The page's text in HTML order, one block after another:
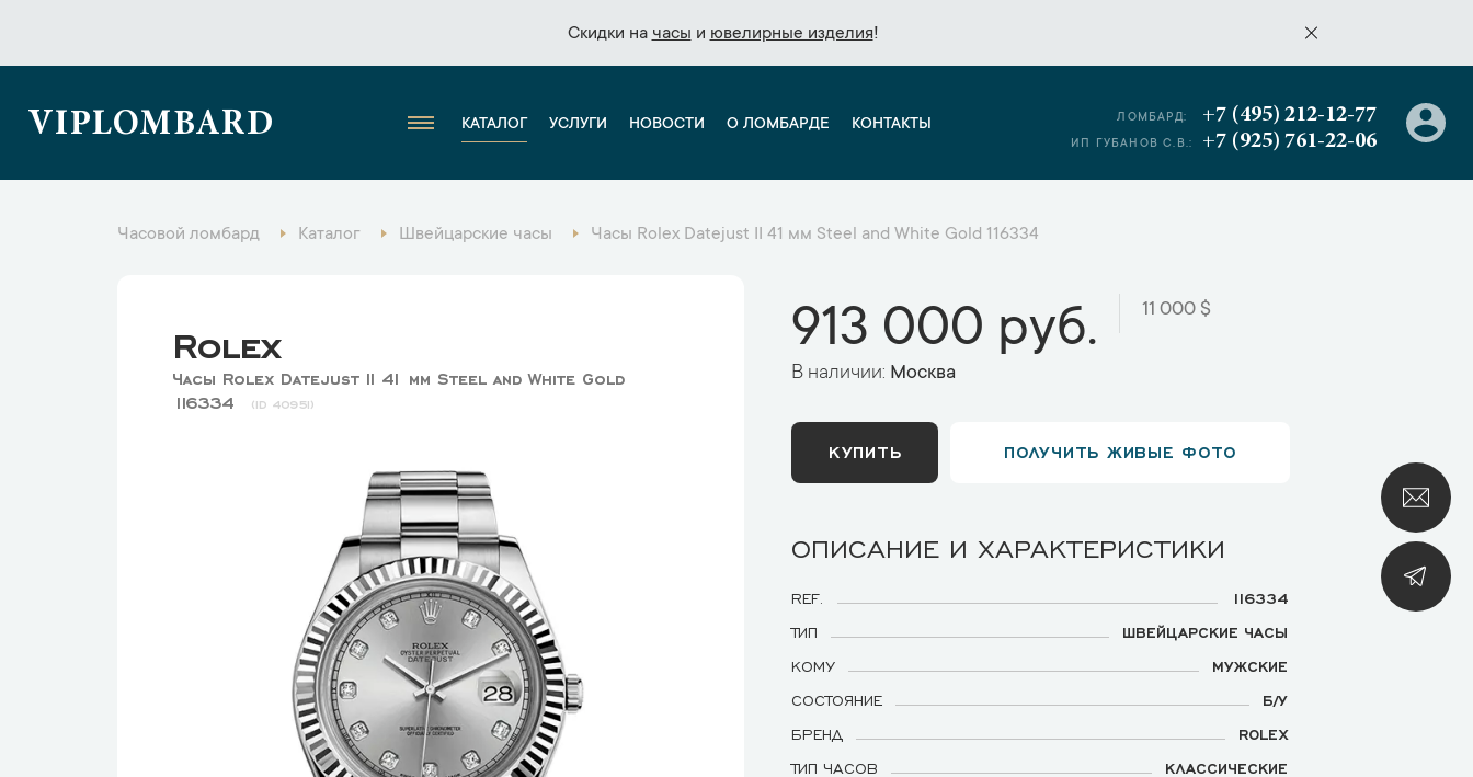
Скидки на часы и ювелирные изделия!
Скидки на часы и ювелирные изделия!
VIPLOMBARD КАТАЛОГ УСЛУГИ НОВОСТИ О ЛОМБАРДЕ КОНТАКТЫ ЛОМБАРД: +7 (495) 212-12-77
ИП ГУБАНОВ С.В.: +7 (925) 761-22-06
Часовой ломбард Каталог Швейцарские часы Часы Rolex Datejust II 41 мм Steel and White Gold 116334
Rolex
Часы Rolex Datejust II 41 мм Steel and White Gold
116334
40951
913 000 руб. 11 000 $
В наличии: Москва
КУПИТЬ ПОЛУЧИТЬ ЖИВЫЕ ФОТО
ОПИСАНИЕ И ХАРАКТЕРИСТИКИ
REF.
116334
ТИП
ШВЕЙЦАРСКИЕ ЧАСЫ
КОМУ
МУЖСКИЕ
СОСТОЯНИЕ
Б/У
БРЕНД
ROLEX
ТИП ЧАСОВ
КЛАССИЧЕСКИЕ